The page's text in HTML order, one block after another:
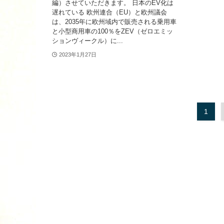
編）させていただきます。 日本のEV化は
遅れている 欧州連合（EU）と欧州議会
は、2035年に欧州域内で販売される乗用車
と小型商用車の100％をZEV（ゼロエミッ
ションヴィークル）に...
2023年1月27日
1